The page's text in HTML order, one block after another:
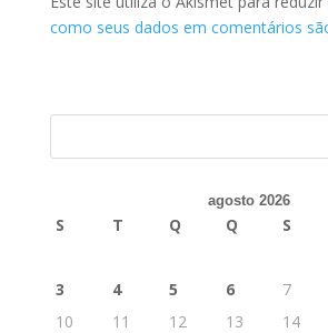
como seus dados em comentários
agosto 2026
S T Q Q S
3
4 5 6 7
10
11 12 13 14